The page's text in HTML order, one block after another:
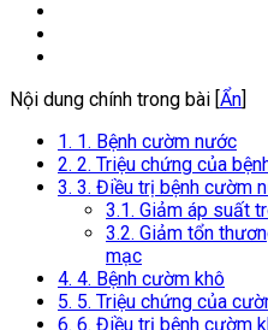
Nội dung chính trong bài [Ẩn]
1. 1. Bệnh cườm nước
2. 2. Triệu chứng của
3. 3. Điều trị bệnh cườm
3.1. Giảm áp suất
3.2. Giảm tổn
mạc
4. 4. Bệnh cườm khô
5. 5. Triệu chứng của
6. 6. Điều trị bệnh cườm